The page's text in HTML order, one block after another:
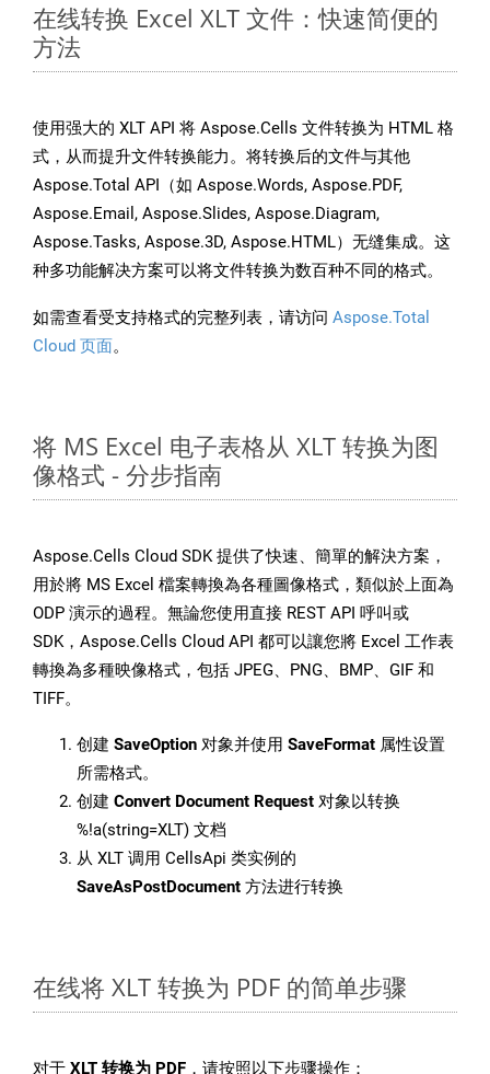
在线转换 Excel XLT 文件：快速简便的
方法
使用强大的 XLT API 将 Aspose.Cells 文件转换为 HTML 格
式，从而提升文件转换能力。将转换后的文件与其他
Aspose.Total API（如 Aspose.Words, Aspose.PDF,
Aspose.Email, Aspose.Slides, Aspose.Diagram,
Aspose.Tasks, Aspose.3D, Aspose.HTML）无缝集成。这
种多功能解决方案可以将文件转换为数百种不同的格式。
如需查看受支持格式的完整列表，请访问 Aspose.Total
Cloud 页面。
将 MS Excel 电子表格从 XLT 转换为图
像格式 - 分步指南
Aspose.Cells Cloud SDK 提供了快速、簡單的解決方案，
用於將 MS Excel 檔案轉換為各種圖像格式，類似於上面為
ODP 演示的過程。無論您使用直接 REST API 呼叫或
SDK，Aspose.Cells Cloud API 都可以讓您將 Excel 工作表
轉換為多種映像格式，包括 JPEG、PNG、BMP、GIF 和
TIFF。
创建 SaveOption 对象并使用 SaveFormat 属性设置
所需格式。
创建 Convert Document Request 对象以转换
%!a(string=XLT) 文档
从 XLT 调用 CellsApi 类实例的
SaveAsPostDocument 方法进行转换
在线将 XLT 转换为 PDF 的简单步骤
对于 XLT 转换为 PDF ，请按照以下步骤操作：